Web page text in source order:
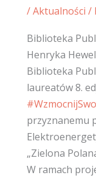
/Aktualności /
Biblioteka
Henryka
Biblioteka
laureatów 8.
przyznanemu
„Zielona
W ramach